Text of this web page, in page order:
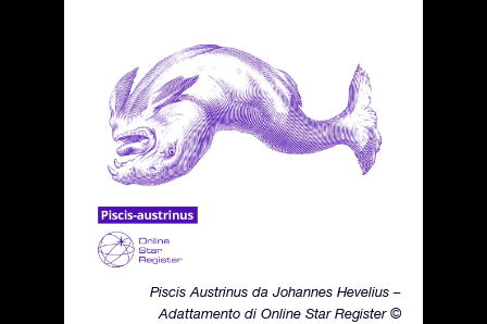
Piscis Austrinus da Johannes Hevelius –
Adattamento di Online Star Register ©